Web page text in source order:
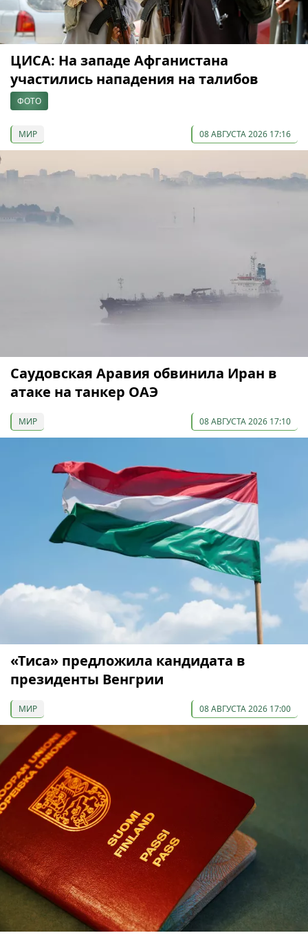
ЦИСА: На западе Афганистана
участились нападения на талибов
ФОТО
МИР 08 АВГУСТА 2026 17:16
Саудовская Аравия обвинила Иран в
атаке на танкер ОАЭ
МИР 08 АВГУСТА 2026 17:10
«Тиса» предложила кандидата в
президенты Венгрии
МИР 08 АВГУСТА 2026 17:00